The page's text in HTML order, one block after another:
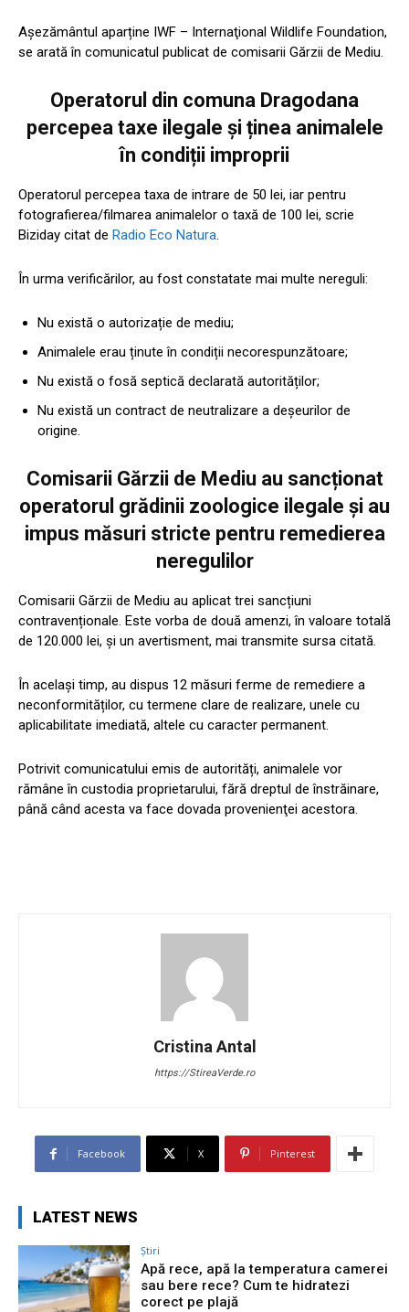
Așezământul aparține IWF – Internaţional Wildlife Foundation,
se arată în comunicatul publicat de comisarii Gărzii de Mediu.
Operatorul din comuna Dragodana
percepea taxe ilegale și ținea animalele
în condiții improprii
Operatorul percepea taxa de intrare de 50 lei, iar pentru
fotografierea/filmarea animalelor o taxă de 100 lei, scrie
Biziday citat de Radio Eco Natura.
În urma verificărilor, au fost constatate mai multe nereguli:
Nu există o autorizație de mediu;
Animalele erau ținute în condiții necorespunzătoare;
Nu există o fosă septică declarată autorităților;
Nu există un contract de neutralizare a deșeurilor de
origine.
Comisarii Gărzii de Mediu au sancționat
operatorul grădinii zoologice ilegale și au
impus măsuri stricte pentru remedierea
neregulilor
Comisarii Gărzii de Mediu au aplicat trei sancțiuni
contravenționale. Este vorba de două amenzi, în valoare totală
de 120.000 lei, și un avertisment, mai transmite sursa citată.
În același timp, au dispus 12 măsuri ferme de remediere a
neconformităților, cu termene clare de realizare, unele cu
aplicabilitate imediată, altele cu caracter permanent.
Potrivit comunicatului emis de autorități, animalele vor
rămâne în custodia proprietarului, fără dreptul de înstrăinare,
până când acesta va face dovada provenienţei acestora.
Cristina Antal
https://StireaVerde.ro
Facebook X Pinterest
LATEST NEWS
Știri
Apă rece, apă la temperatura camerei
sau bere rece? Cum te hidratezi
corect pe plajă